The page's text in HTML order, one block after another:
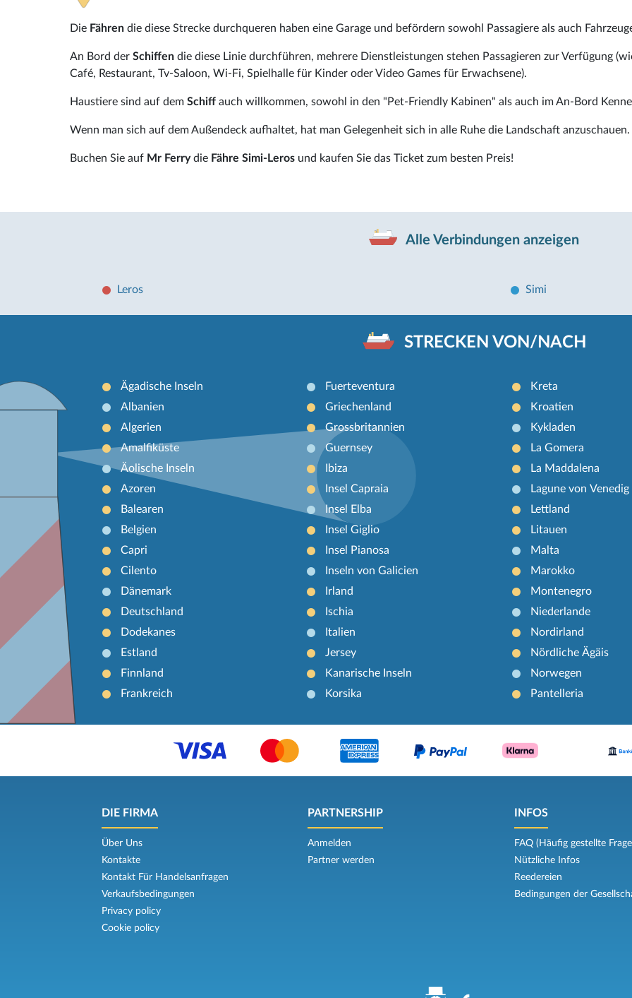
Die Fähren die diese Strecke durchqueren haben eine Garage und befördern sowohl Passagiere als auch
An Bord der Schiffen die diese Linie durchführen, mehrere Dienstleistungen stehen Passagieren zur Verfügung
Café, Restaurant, Tv-Saloon, Wi-Fi, Spielhalle für Kinder oder Video Games für Erwachsene).
Haustiere sind auf dem Schiff auch willkommen, sowohl in den "Pet-Friendly Kabinen" als auch im An-Bord
Wenn man sich auf dem Außendeck aufhaltet, hat man Gelegenheit sich in alle Ruhe die Landschaft anzuschauen.
Buchen Sie auf Mr Ferrydie Fähre Simi-Leros und kaufen Sie das Ticket zum besten Preis!
Alle Verbindungen anzeigen
Leros Simi
STRECKEN VON/NACH
Ägadische Inseln
Albanien
Algerien
Amalfiküste
Äolische Inseln
Azoren
Balearen
Belgien
Capri
Cilento
Dänemark
Deutschland
Dodekanes
Estland
Finnland
Frankreich
Fuerteventura
Griechenland
Grossbritannien
Guernsey
Ibiza
Insel Capraia
Insel Elba
Insel Giglio
Insel Pianosa
Inseln von Galicien
Irland
Ischia
Italien
Jersey
Kanarische Inseln
Korsika
Kreta
Kroatien
Kykladen
La Gomera
La Maddalena
Lagune von Venedig
Lettland
Litauen
Malta
Marokko
Montenegro
Niederlande
Nordirland
Nördliche Ägäis
Norwegen
Pantelleria
DIE FIRMA
Über Uns
Kontakte
Kontakt Für Handelsanfragen
Verkaufsbedingungen
Privacy policy
Cookie policy
PARTNERSHIP
Anmelden
Partner werden
INFOS
FAQ (Häufig gestellte
Nützliche Infos
Reedereien
Bedingungen der